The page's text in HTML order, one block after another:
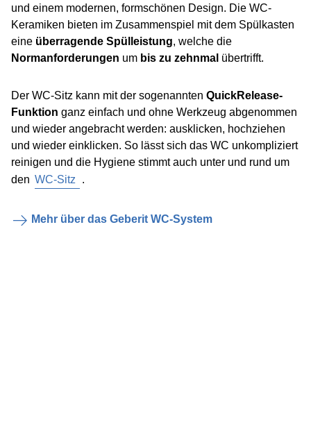
und einem modernen, formschönen Design. Die WC-
Keramiken bieten im Zusammenspiel mit dem Spülkasten
eine überragende Spülleistung, welche die
Normanforderungen um bis zu zehnmal übertrifft.
Der WC-Sitz kann mit der sogenannten QuickRelease-
Funktion ganz einfach und ohne Werkzeug abgenommen
und wieder angebracht werden: ausklicken, hochziehen
und wieder einklicken. So lässt sich das WC unkompliziert
reinigen und die Hygiene stimmt auch unter und rund um
den WC-Sitz .
Mehr über das Geberit WC-System